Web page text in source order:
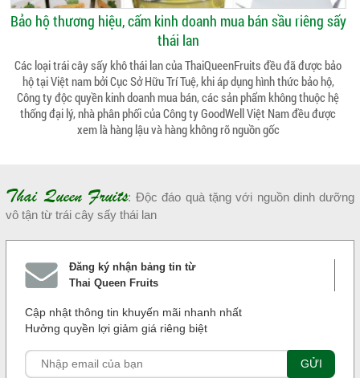
Bảo hộ thương hiệu, cấm kinh doanh mua bán sầu riêng sấy
thái lan
Các loại trái cây sấy khô thái lan của ThaiQueenFruits đều đã được bảo
hộ tại Việt nam bởi Cục Sở Hữu Trí Tuệ, khi áp dụng hình thức bảo hộ,
Công ty độc quyền kinh doanh mua bán, các sản phẩm không thuộc hệ
thống đại lý, nhà phân phối của Công ty GoodWell Việt Nam đều được
xem là hàng lậu và hàng không rõ nguồn gốc
Thai Queen Fruits: Độc đáo quà tặng với nguồn dinh dưỡng
vô tận từ trái cây sấy thái lan
Đăng ký nhận bảng tin từ
Thai Queen Fruits
Cập nhật thông tin khuyến mãi nhanh nhất
Hưởng quyền lợi giảm giá riêng biệt